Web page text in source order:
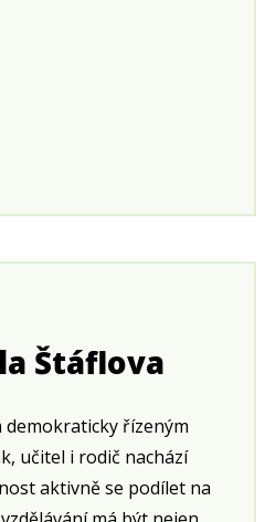
Štáflova
řízeným
učitel i rodič nachází
aktivně se podílet na